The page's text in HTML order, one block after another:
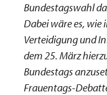
Bundestagswahl
Dabei wäre es, wie
Verteidigung und
dem 25. März
Bundestags
Frauentags-